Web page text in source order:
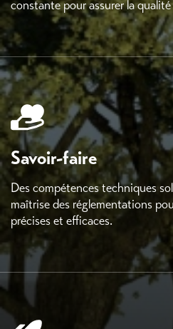
constante pour assurer la
Savoir-faire
Des compétences techniques
maîtrise des réglementations
précises et efficaces.